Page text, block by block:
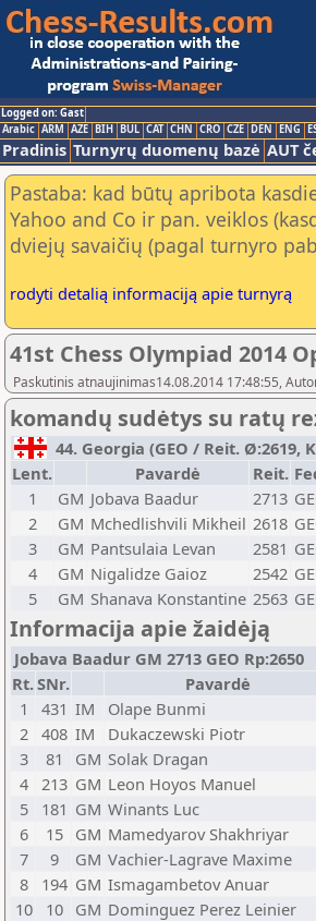
Logged on: Gast
Arabic ARM AZE BIH BUL CAT CHN CRO CZE DEN ENG
Pradinis Turnyrų duomenų bazė AUT
Pastaba: kad būtų apribota
Yahoo and Co ir pan. veiklos
dviejų savaičių (pagal turnyro
rodyti detalią informaciją apie turnyrą
41st Chess Olympiad 2014
Paskutinis atnaujinimas14.08.2014 17:48:55,
komandų sudėtys su ratų
44. Georgia (GEO / Reit. Ø:2619,
Lent.
Pavardė Reit.
1
GM Jobava Baadur 2713
2
GM Mchedlishvili Mikheil 2618
3
GM Pantsulaia Levan 2581
4
GM Nigalidze Gaioz 2542
5
GM Shanava Konstantine 2563
Informacija apie žaidėją
Jobava Baadur GM 2713 GEO Rp:2650
Rt.SNr. Pavardė
1
431 IM Olape Bunmi
2
408 IM Dukaczewski Piotr
3
81 GM Solak Dragan
4
213 GM Leon Hoyos Manuel
5
181 GM Winants Luc
6
15 GM Mamedyarov Shakhriyar
7
9 GM Vachier-Lagrave Maxime
8
194 GM Ismagambetov Anuar
10
10 GM Dominguez Perez Leinier